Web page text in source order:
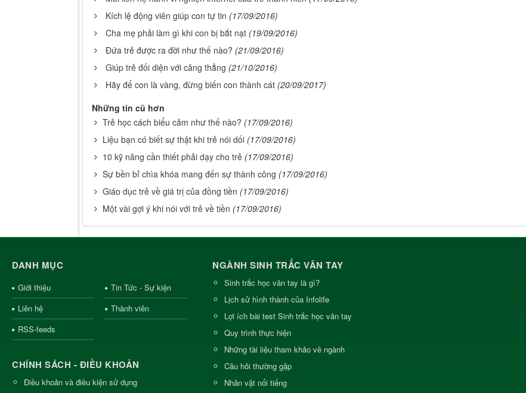
Kích lệ động viên giúp con tự tin (17/09/2016)
Cha mẹ phải làm gì khi con bị bắt nạt (19/09/2016)
Đứa trẻ được ra đời như thế nào? (21/09/2016)
Giúp trẻ đối diện với căng thẳng (21/10/2016)
Hãy để con là vàng, đừng biến con thành cát (20/09/2017)
Những tin cũ hơn
Trẻ học cách biểu cảm như thế nào? (17/09/2016)
Liệu bạn có biết sự thật khi trẻ nói dối (17/09/2016)
10 kỹ năng cần thiết phải dạy cho trẻ (17/09/2016)
Sự bền bỉ chìa khóa mang đến sự thành công (17/09/2016)
Giáo dục trẻ về giá trị của đồng tiền (17/09/2016)
Một vài gợi ý khi nói với trẻ về tiền (17/09/2016)
DANH MỤC
Giới thiệu
Tin Tức - Sự kiện
Liên hệ
Thành viên
RSS-feeds
CHÍNH SÁCH - ĐIỀU KHOẢN
Điều khoản và điều kiện sử dụng
NGÀNH SINH TRẮC VÂN TAY
Sinh trắc học vân tay là gì?
Lịch sử hình thành của Infolife
Lợi ích bài test Sinh trắc học vân tay
Quy trình thực hiện
Những tài liệu tham khảo về ngành
Câu hỏi thường gặp
Nhân vật nổi tiếng